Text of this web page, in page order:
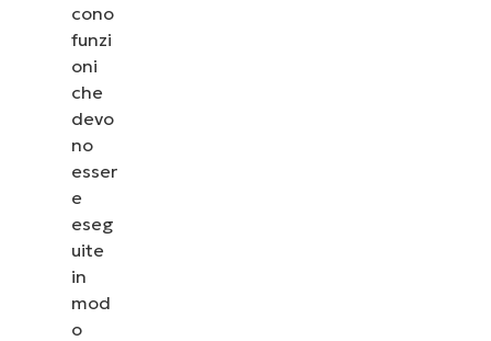
cono
funzi
oni
che
devo
no
esser
e
eseg
uite
in
mod
o